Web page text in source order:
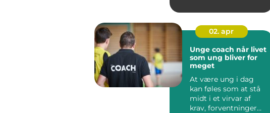
imponerende rov...
02. apr
Unge coach når livet
som ung bliver for
meget
At være ung i dag
kan føles som at stå
midt i et virvar af
krav, forventninger